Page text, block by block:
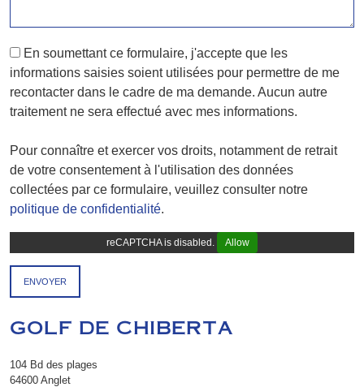
En soumettant ce formulaire, j'accepte que les
informations saisies soient utilisées pour permettre de me
recontacter dans le cadre de ma demande. Aucun autre
traitement ne sera effectué avec mes informations.
Pour connaître et exercer vos droits, notamment de retrait
de votre consentement à l'utilisation des données
collectées par ce formulaire, veuillez consulter notre
politique de confidentialité.
reCAPTCHA is disabled. Allow
GOLF DE CHIBERTA
104 Bd des plages
64600 Anglet